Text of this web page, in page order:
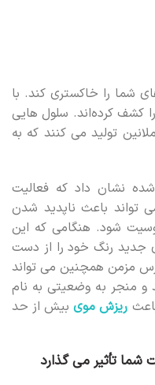
شما را خاکستری کند. با
کشف کرده‌اند. سلول هایی
تولید می کنند که به
سال 2020 منتشر شده نشان داد که فعالیت
باعث ناپدید شدن
شود. هنگامی که این
جدید رنگ خود را از دست
مزمن همچنین می تواند
منجر به وضعیتی به نام
ریزش مویبیش از حد
تأثیر می گذارد